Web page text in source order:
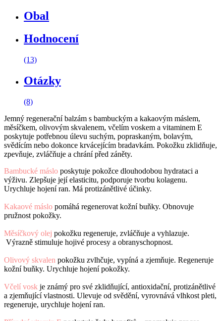
Obal
Hodnocení
(13)
Otázky
(8)
Jemný regenerační balzám s bambuckým a kakaovým máslem,
měsíčkem, olivovým skvalenem, včelím voskem a vitaminem E
poskytuje potřebnou úlevu suchým, popraskaným, bolavým,
svědícím nebo dokonce krvácejícím bradavkám. Pokožku zklidňuje,
zpevňuje, zvláčňuje a chrání před záněty.
Bambucké máslo poskytuje pokožce dlouhodobou hydrataci a
výživu. Zlepšuje její elasticitu, podporuje tvorbu kolagenu.
Urychluje hojení ran. Má protizánětlivé účinky.
Kakaové máslo pomáhá regenerovat kožní buňky. Obnovuje
pružnost pokožky.
Měsíčkový olej pokožku regeneruje, zvláčňuje a vyhlazuje.
Výrazně stimuluje hojivé procesy a obranyschopnost.
Olivový skvalen pokožku zvlhčuje, vypíná a zjemňuje. Regeneruje
kožní buňky. Urychluje hojení pokožky.
Včelí vosk je známý pro své zklidňující, antioxidační, protizánětlivé
a zjemňující vlastnosti. Ulevuje od svědění, vyrovnává vlhkost pleti,
regeneruje, urychluje hojení ran.